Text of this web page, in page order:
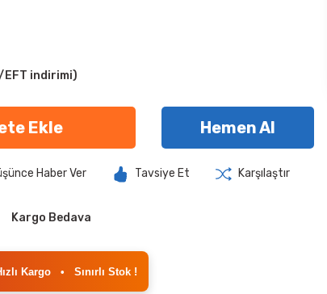
EFT indirimi)
Ekle Hemen Al
Haber Ver Tavsiye Et Karşılaştır
Kargo Bedava
Kargo • Sınırlı Stok !